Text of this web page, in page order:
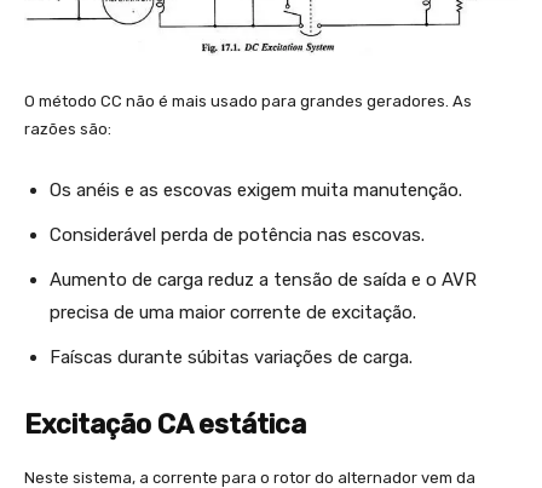
O método CC não é mais usado para grandes geradores. As
razões são:
Os anéis e as escovas exigem muita manutenção.
Considerável perda de potência nas escovas.
Aumento de carga reduz a tensão de saída e o AVR
precisa de uma maior corrente de excitação.
Faíscas durante súbitas variações de carga.
Excitação CA estática
Neste sistema, a corrente para o rotor do alternador vem da